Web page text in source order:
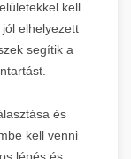
kell
elhelyezett
segítik a
és
kell venni
lépés és